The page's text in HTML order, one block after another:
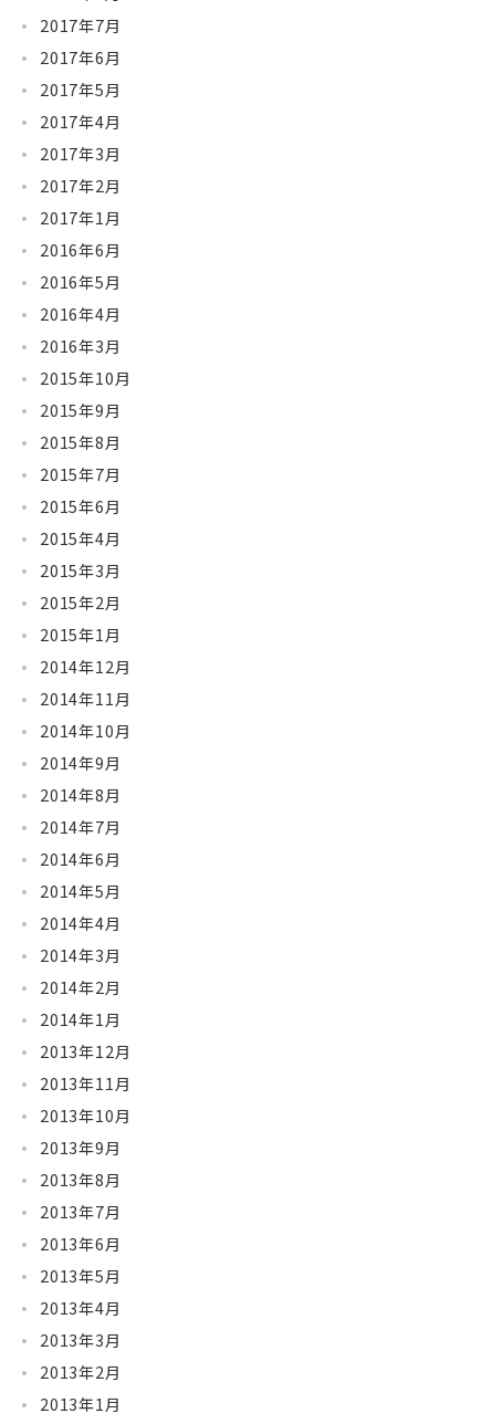
2017年7月
2017年6月
2017年5月
2017年4月
2017年3月
2017年2月
2017年1月
2016年6月
2016年5月
2016年4月
2016年3月
2015年10月
2015年9月
2015年8月
2015年7月
2015年6月
2015年4月
2015年3月
2015年2月
2015年1月
2014年12月
2014年11月
2014年10月
2014年9月
2014年8月
2014年7月
2014年6月
2014年5月
2014年4月
2014年3月
2014年2月
2014年1月
2013年12月
2013年11月
2013年10月
2013年9月
2013年8月
2013年7月
2013年6月
2013年5月
2013年4月
2013年3月
2013年2月
2013年1月